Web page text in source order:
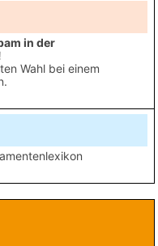
in der
Wahl bei einem